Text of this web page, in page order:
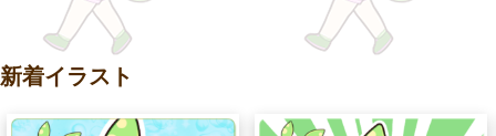
新着イラスト